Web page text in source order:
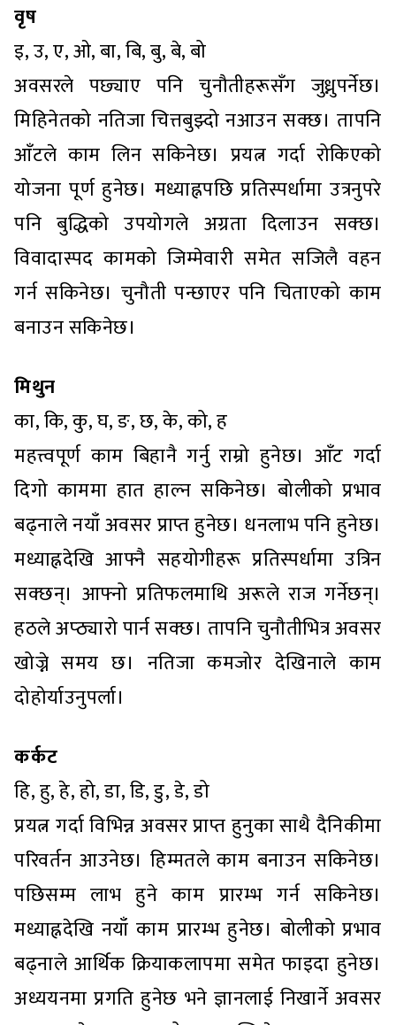
वृष
इ, उ, ए, ओ, बा, बि, बु, बे, बो
अवसरले पछ्याए पनि चुनौतीहरूसँग जुध्नुपर्नेछ।
मिहिनेतको नतिजा चित्तबुझ्दो नआउन सक्छ। तापनि
आँटले काम लिन सकिनेछ। प्रयत्न गर्दा रोकिएको
योजना पूर्ण हुनेछ। मध्याह्नपछि प्रतिस्पर्धामा उत्रनुपरे
पनि बुद्धिको उपयोगले अग्रता दिलाउन सक्छ।
विवादास्पद कामको जिम्मेवारी समेत सजिलै वहन
गर्न सकिनेछ। चुनौती पन्छाएर पनि चिताएको काम
बनाउन सकिनेछ।
मिथुन
का, कि, कु, घ, ङ, छ, के, को, ह
महत्त्वपूर्ण काम बिहानै गर्नु राम्रो हुनेछ। आँट गर्दा
दिगो काममा हात हाल्न सकिनेछ। बोलीको प्रभाव
बढ्नाले नयाँ अवसर प्राप्त हुनेछ। धनलाभ पनि हुनेछ।
मध्याह्नदेखि आफ्नै सहयोगीहरू प्रतिस्पर्धामा उत्रिन
सक्छन्। आफ्नो प्रतिफलमाथि अरूले राज गर्नेछन्।
हठले अप्ठ्यारो पार्न सक्छ। तापनि चुनौतीभित्र अवसर
खोज्ने समय छ। नतिजा कमजोर देखिनाले काम
दोहोर्याउनुपर्ला।
कर्कट
हि, हु, हे, हो, डा, डि, डु, डे, डो
प्रयत्न गर्दा विभिन्न अवसर प्राप्त हुनुका साथै दैनिकीमा
परिवर्तन आउनेछ। हिम्मतले काम बनाउन सकिनेछ।
पछिसम्म लाभ हुने काम प्रारम्भ गर्न सकिनेछ।
मध्याह्नदेखि नयाँ काम प्रारम्भ हुनेछ। बोलीको प्रभाव
बढ्नाले आर्थिक क्रियाकलापमा समेत फाइदा हुनेछ।
अध्ययनमा प्रगति हुनेछ भने ज्ञानलाई निखार्ने अवसर